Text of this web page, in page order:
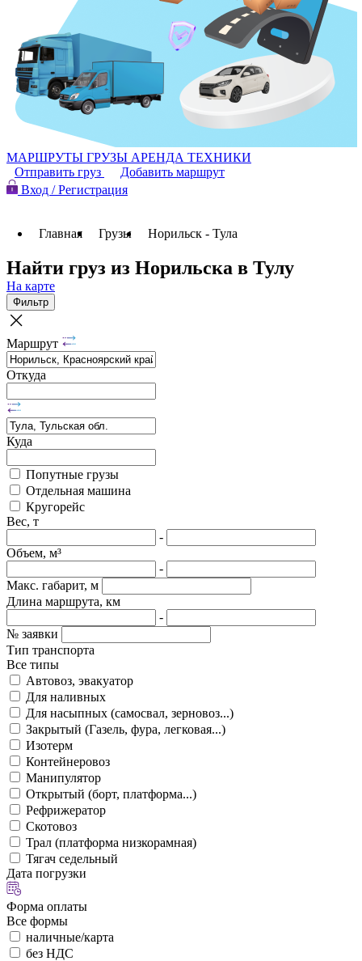
МАРШРУТЫ ГРУЗЫ АРЕНДА ТЕХНИКИ
Отправить груз
Добавить маршрут
Вход / Регистрация
Главная Грузы Норильск - Тула
Найти груз из Норильска в Тулу
На карте
Фильтр
Маршрут
Откуда
Куда
Попутные грузы
Отдельная машина
Кругорейс
Вес, т
-
Объем, м³
-
Макс. габарит, м
Длина маршрута, км
-
№ заявки
Тип транспорта
Все типы
Автовоз, эвакуатор
Для наливных
Для насыпных (самосвал, зерновоз...)
Закрытый (Газель, фура, легковая...)
Изотерм
Контейнеровоз
Манипулятор
Открытый (борт, платформа...)
Рефрижератор
Скотовоз
Трал (платформа низкорамная)
Тягач седельный
Дата погрузки
Форма оплаты
Все формы
наличные/карта
без НДС